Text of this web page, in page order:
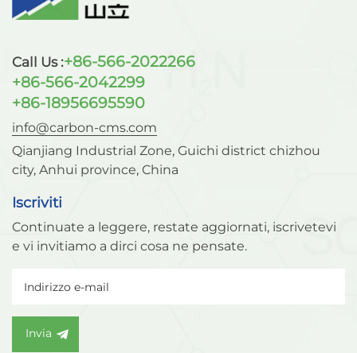
Call Us :+86-566-2022266
+86-566-2042299
+86-18956695590
info@carbon-cms.com
Qianjiang Industrial Zone, Guichi district chizhou
city, Anhui province, China
Iscriviti
Continuate a leggere, restate aggiornati, iscrivetevi
e vi invitiamo a dirci cosa ne pensate.
Invia